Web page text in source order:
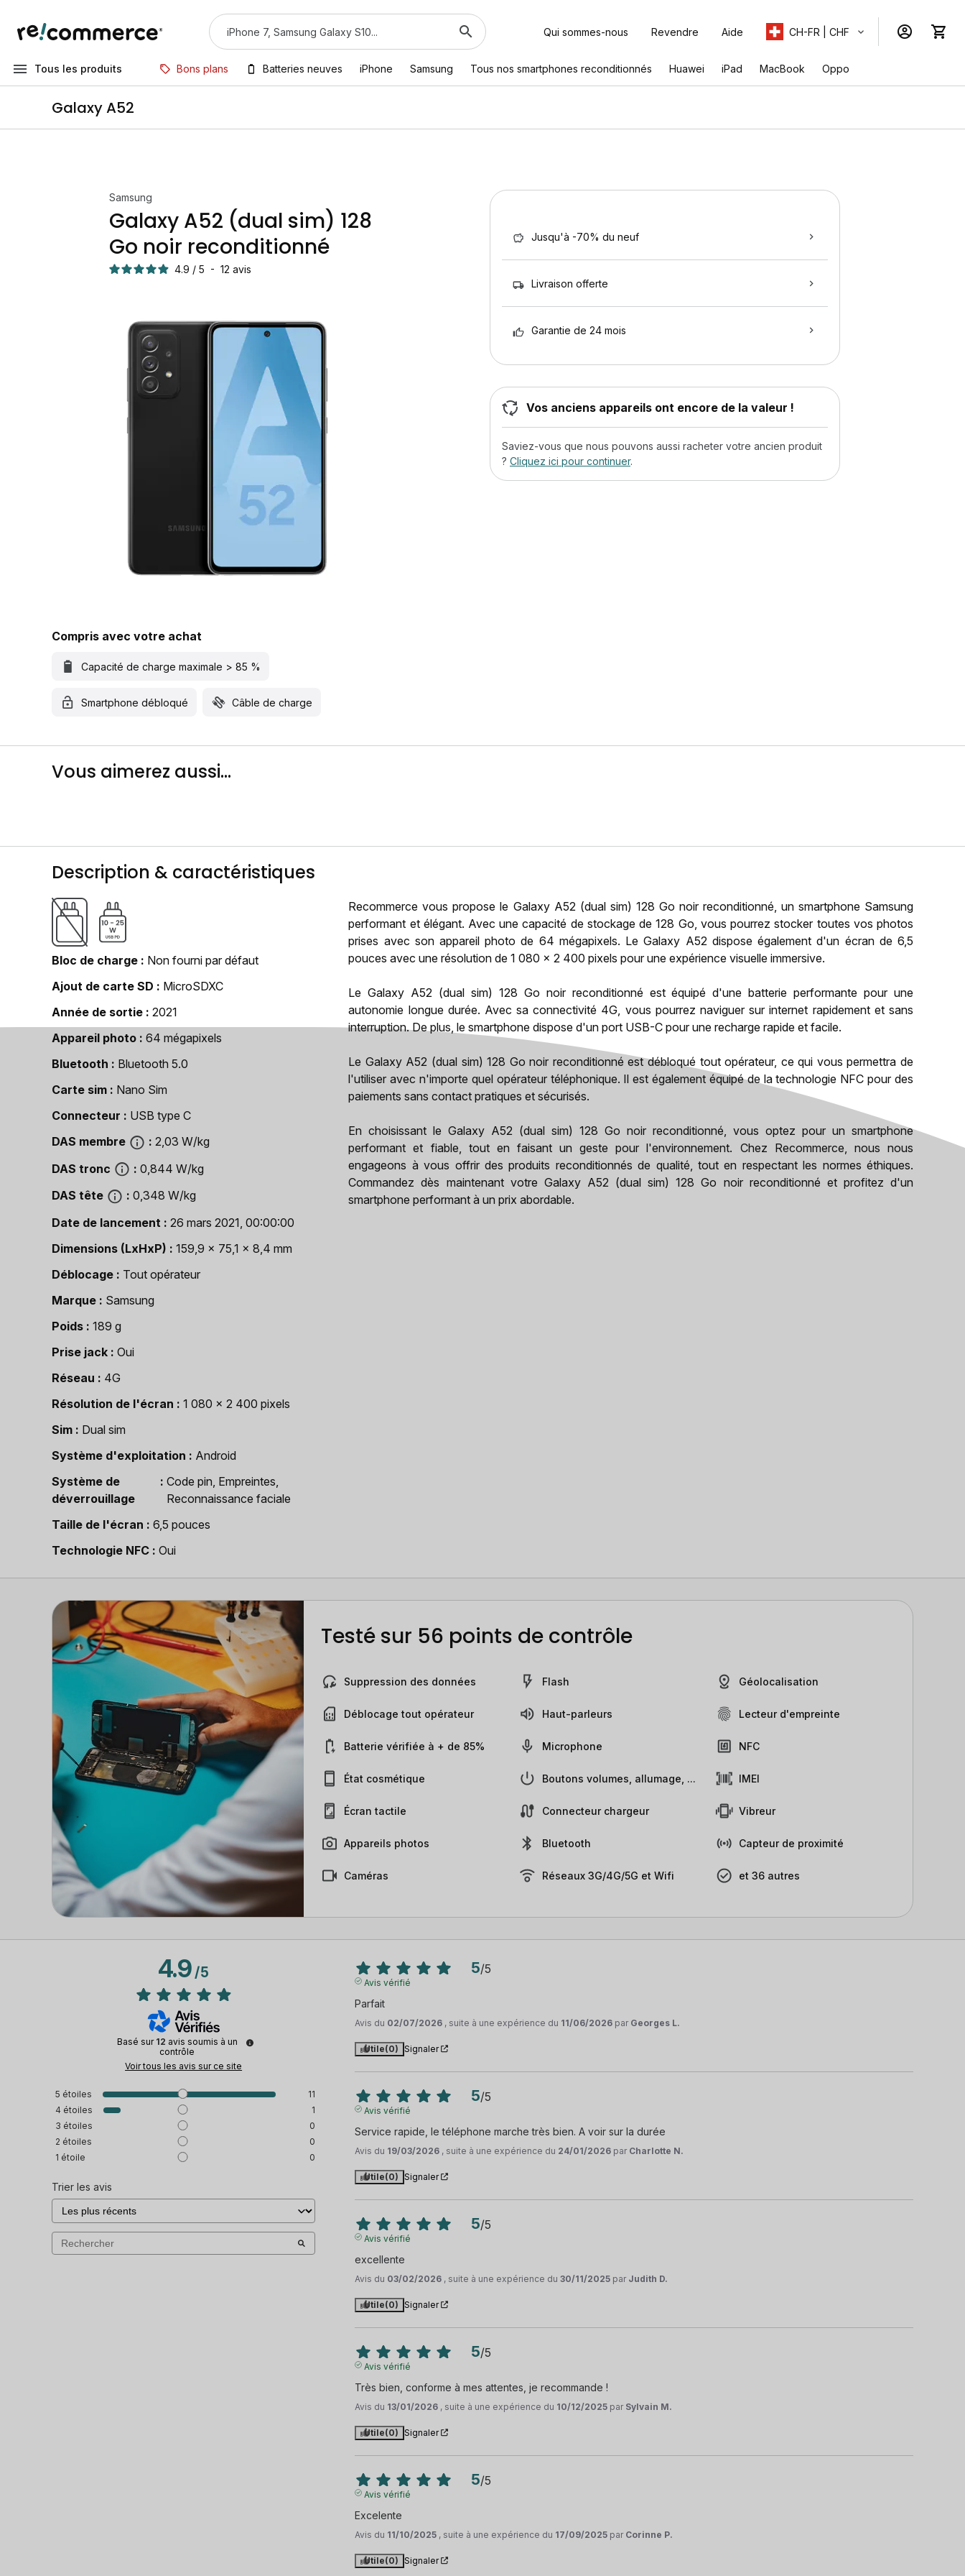
Qui sommes-nous Revendre Aide CH-FR | CHF
Tous les produits Bons plans Batteries neuves iPhone Samsung Tous nos smartphones reconditionnés Huawei iPad MacBook Oppo
Galaxy A52
Samsung
Galaxy A52 (dual sim) 128
Go noir reconditionné
4.9 / 5 - 12 avis
Compris avec votre achat
Capacité de charge maximale > 85 %
Smartphone débloqué Câble de charge
Jusqu'à -70% du neuf
Livraison offerte
Garantie de 24 mois
Vos anciens appareils ont encore de la valeur !
Saviez-vous que nous pouvons aussi racheter votre ancien produit
? Cliquez ici pour continuer.
Vous aimerez aussi...
Description & caractéristiques
Bloc de charge
Non fourni par défaut
Ajout de carte SD
MicroSDXC
Année de sortie
2021
Appareil photo
64 mégapixels
Bluetooth
Bluetooth 5.0
Carte sim
Nano Sim
Connecteur
USB type C
DAS membre
2,03 W/kg
DAS tronc
0,844 W/kg
DAS tête
0,348 W/kg
Date de lancement
26 mars 2021, 00:00:00
Dimensions (LxHxP)
159,9 x 75,1 x 8,4 mm
Déblocage
Tout opérateur
Marque
Samsung
Poids
189 g
Prise jack
Oui
Réseau
4G
Résolution de l'écran
1 080 x 2 400 pixels
Sim
Dual sim
Système d'exploitation
Android
Système de
déverrouillage
Code pin, Empreintes,
Reconnaissance faciale
Taille de l'écran
6,5 pouces
Technologie NFC
Oui
Recommerce vous propose le Galaxy A52 (dual sim) 128 Go noir reconditionné, un smartphone Samsung
performant et élégant. Avec une capacité de stockage de 128 Go, vous pourrez stocker toutes vos photos
prises avec son appareil photo de 64 mégapixels. Le Galaxy A52 dispose également d'un écran de 6,5
pouces avec une résolution de 1 080 x 2 400 pixels pour une expérience visuelle immersive.
Le Galaxy A52 (dual sim) 128 Go noir reconditionné est équipé d'une batterie performante pour une
autonomie longue durée. Avec sa connectivité 4G, vous pourrez naviguer sur internet rapidement et sans
interruption. De plus, le smartphone dispose d'un port USB-C pour une recharge rapide et facile.
Le Galaxy A52 (dual sim) 128 Go noir reconditionné est débloqué tout opérateur, ce qui vous permettra de
l'utiliser avec n'importe quel opérateur téléphonique. Il est également équipé de la technologie NFC pour des
paiements sans contact pratiques et sécurisés.
En choisissant le Galaxy A52 (dual sim) 128 Go noir reconditionné, vous optez pour un smartphone
performant et fiable, tout en faisant un geste pour l'environnement. Chez Recommerce, nous nous
engageons à vous offrir des produits reconditionnés de qualité, tout en respectant les normes éthiques.
Commandez dès maintenant votre Galaxy A52 (dual sim) 128 Go noir reconditionné et profitez d'un
smartphone performant à un prix abordable.
Testé sur 56 points de contrôle
Suppression des données
Déblocage tout opérateur
Batterie vérifiée à + de 85%
État cosmétique
Écran tactile
Appareils photos
Caméras
Flash
Haut-parleurs
Microphone
Boutons volumes, allumage, ...
Connecteur chargeur
Bluetooth
Réseaux 3G/4G/5G et Wifi
Géolocalisation
Lecteur d'empreinte
NFC
IMEI
Vibreur
Capteur de proximité
et 36 autres
4.9/5
Basé sur 12 avis soumis à un
contrôle
Voir tous les avis sur ce site
5 étoiles
11
4 étoiles
1
3 étoiles
0
2 étoiles
0
1 étoile 0
Trier les avis
5/5
Avis vérifié
Parfait
Avis du 02/07/2026 , suite à une expérience du 11/06/2026 par Georges L.
Utile(0) Signaler
5/5
Avis vérifié
Service rapide, le téléphone marche très bien. A voir sur la durée
Avis du 19/03/2026 , suite à une expérience du 24/01/2026 par Charlotte N.
Utile(0) Signaler
5/5
Avis vérifié
excellente
Avis du 03/02/2026 , suite à une expérience du30/11/2025 par Judith D.
Utile(0) Signaler
5/5
Avis vérifié
Très bien, conforme à mes attentes, je recommande !
Avis du 13/01/2026 , suite à une expérience du 10/12/2025 par Sylvain M.
Utile(0) Signaler
5/5
Avis vérifié
Excelente
Avis du 11/10/2025 , suite à une expérience du 17/09/2025 par Corinne P.
Utile(0) Signaler